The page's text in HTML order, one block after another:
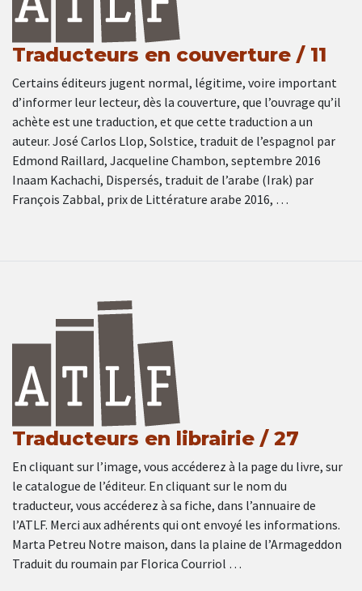
Traducteurs en couverture / 11
Certains éditeurs jugent normal, légitime, voire important
d’informer leur lecteur, dès la couverture, que l’ouvrage qu’il
achète est une traduction, et que cette traduction a un
auteur. José Carlos Llop, Solstice, traduit de l’espagnol par
Edmond Raillard, Jacqueline Chambon, septembre 2016
Inaam Kachachi, Dispersés, traduit de l’arabe (Irak) par
François Zabbal, prix de Littérature arabe 2016, …
Traducteurs en librairie / 27
En cliquant sur l’image, vous accéderez à la page du livre, sur
le catalogue de l’éditeur. En cliquant sur le nom du
traducteur, vous accéderez à sa fiche, dans l’annuaire de
l’ATLF. Merci aux adhérents qui ont envoyé les informations.
Marta Petreu Notre maison, dans la plaine de l’Armageddon
Traduit du roumain par Florica Courriol …